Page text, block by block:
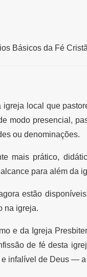
Básicos da Fé Cristã
local que
modo presencial,
ou denominações.
mais prático,
para além da
estão
na igreja.
e da Igreja
de fé desta
infalível de Deus —